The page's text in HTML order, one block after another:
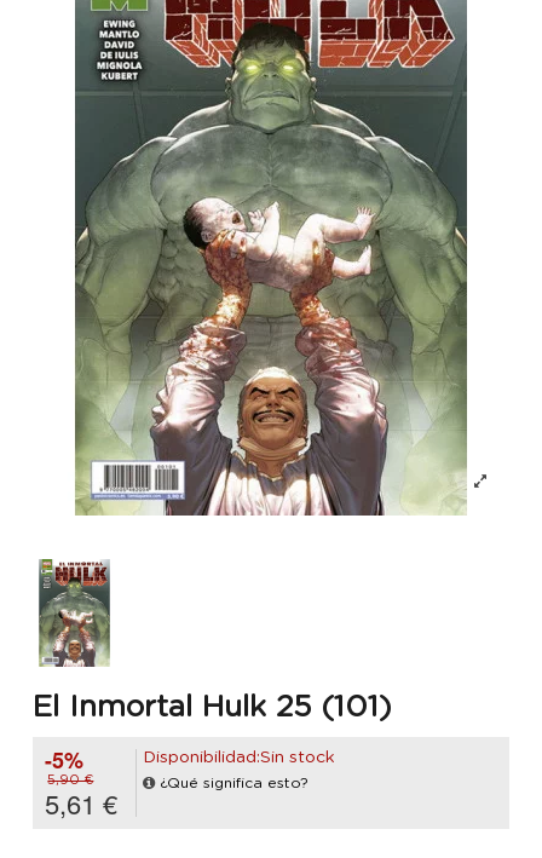
El Inmortal Hulk 25 (101)
-5%
5,90 €
5,61 €
Disponibilidad:Sin stock
¿Qué significa esto?